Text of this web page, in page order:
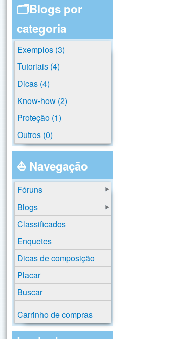
🗂️Blogs por
categoria
Exemplos (3)
Tutoriais (4)
Dicas (4)
Know-how (2)
Proteção (1)
Outros (0)
⛵ Navegação
Fóruns
Blogs
Classificados
Enquetes
Dicas de composição
Placar
Buscar
Carrinho de compras